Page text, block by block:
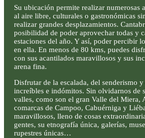
Su ubicación permite realizar numerosas
al aire libre, culturales o gastronómicas
realizar grandes desplazamientos.
posibilidad de poder aprovechar todas y
estaciones del año. Y así, poder percibir
en ella. En menos de 80 kms, puedes
con sus acantilados maravillosos y sus
arena fina.
Disfrutar de la escalada, del senderismo y
increíbles e indómitos. Sin olvidarnos de
valles, como son el gran Valle del Miera,
comarcas de Campoo, Cabuérniga y
maravillosos, lleno de cosas
gentes, su etnografía única, galerías,
rupestres únicas…